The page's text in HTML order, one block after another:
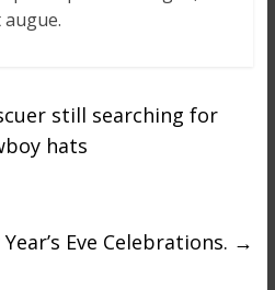
still searching for
hats
Eve Celebrations. →